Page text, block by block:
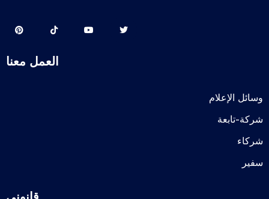
العمل معنا
وسائل الإعلام
شركة-تابعة
شركاء
سفير